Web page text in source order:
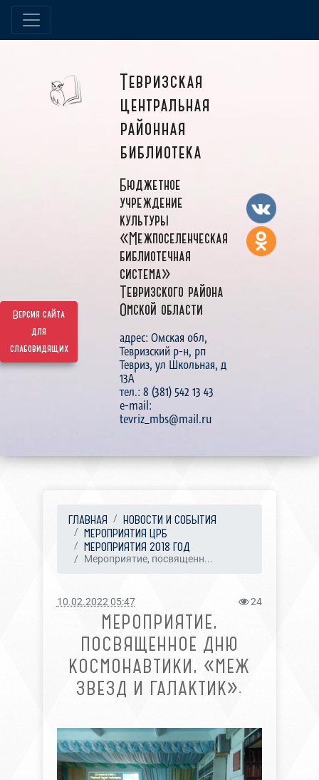
Версия сайта
для
слабовидящих
Тевризская
центральная
районная
библиотека
Бюджетное
учреждение
культуры
«Межпоселенческая
библиотечная
система»
Тевризского района
Омской области
адрес: Омская обл,
Тевризский р-н, рп
Тевриз, ул Школьная, д
13А
тел.: 8 (381) 542 13 43
e-mail:
tevriz_mbs@mail.ru
ГЛАВНАЯ
НОВОСТИ И СОБЫТИЯ
МЕРОПРИЯТИЯ ЦРБ
МЕРОПРИЯТИЯ 2018 ГОД
Мероприятие, посвященн...
10.02.2022 05:47 24
МЕРОПРИЯТИЕ,
ПОСВЯЩЕННОЕ ДНЮ
КОСМОНАВТИКИ, «МЕЖ
ЗВЕЗД И ГАЛАКТИК».